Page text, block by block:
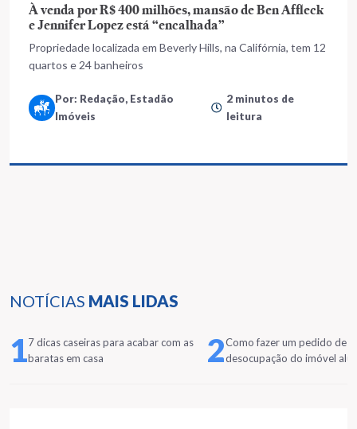
NOTÍCIAS MAIS LIDAS
17 dicas caseiras para acabar com as
baratas em casa
2Como fazer um pedido de
desocupação do imóvel
À venda por R$ 400 milhões, mansão de Ben Affleck
e Jennifer Lopez está “encalhada”
Propriedade localizada em Beverly Hills, na Califórnia, tem 12
quartos e 24 banheiros
Por: Redação, Estadão
Imóveis
2 minutos de
leitura